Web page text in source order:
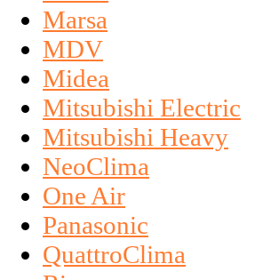
Marsa
MDV
Midea
Mitsubishi Electric
Mitsubishi Heavy
NeoClima
One Air
Panasonic
QuattroClima